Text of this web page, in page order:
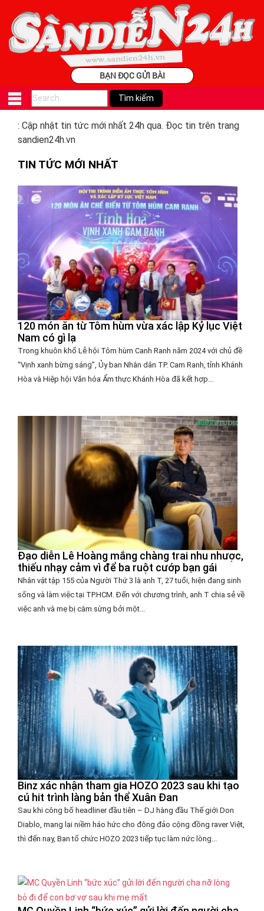
BẠN ĐỌC GỬI BÀI
: Cập nhật tin tức mới nhất 24h qua. Đọc tin trên trang
sandien24h.vn
TIN TỨC MỚI NHẤT
120 món ăn từ Tôm hùm vừa xác lập Kỷ lục Việt
Nam có gì lạ
Trong khuôn khổ Lễ hội Tôm hùm Canh Ranh năm 2024 với chủ đề
“Vịnh xanh bừng sáng”, Ủy ban Nhân dân TP. Cam Ranh, tỉnh Khánh
Hòa và Hiệp hội Văn hóa Ẩm thực Khánh Hòa đã kết hợp...
Đạo diễn Lê Hoàng mắng chàng trai nhu nhược,
thiếu nhạy cảm vì để ba ruột cướp bạn gái
Nhân vật tập 155 của Người Thứ 3 là anh T, 27 tuổi, hiện đang sinh
sống và làm việc tại TP.HCM. Đến với chương trình, anh T chia sẻ về
việc anh và mẹ bị cắm sừng bởi một...
Binz xác nhận tham gia HOZO 2023 sau khi tạo
cú hit trình làng bản thể Xuân Đan
Sau khi công bố headliner đầu tiên – DJ hàng đầu Thế giới Don
Diablo, mang lại niềm háo hức cho đông đảo cộng đồng raver Việt,
thì đến nay, Ban tổ chức HOZO 2023 tiếp tục làm nức lòng...